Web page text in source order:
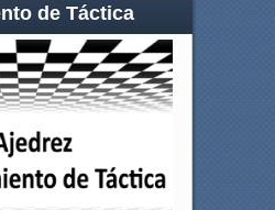
de Táctica